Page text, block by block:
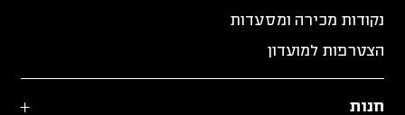
נקודות מכירה ומסעדות
הצטרפות למועדון
חנות